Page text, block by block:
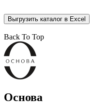
Выгрузить каталог в Excel
Back To Top
Основа